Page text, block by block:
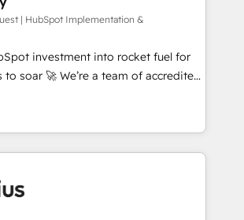
Hub and CMS • ISO/IEC
9001:2015, and ISO 42001:2023
management standard • GuardHub:
framework, built on ISO 42001
the 👈 '𝗖𝗼𝗻𝘁𝗮𝗰𝘁
to get in touch (𝘸𝘦'𝘳𝘦 𝘴𝘶𝘱𝘦𝘳
| HubSpot Implementation &
investment into rocket fuel for
a team of accredited
to help you. We can
platform into complex business
optimise what you've got and make
use it, build your website in
it on HubSpot. We are on the